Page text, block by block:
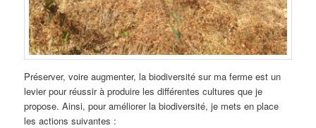
Préserver, voire augmenter, la biodiversité sur ma ferme est un
levier pour réussir à produire les différentes cultures que je
propose. Ainsi, pour améliorer la biodiversité, je mets en place
les actions suivantes :